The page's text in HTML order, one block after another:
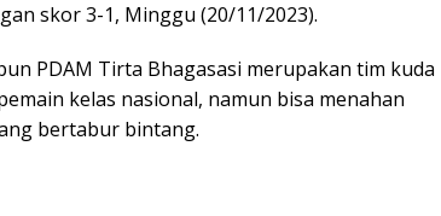
skor 3-1, Minggu (20/11/2023).
PDAM Tirta Bhagasasi merupakan tim kuda
kelas nasional, namun bisa menahan
bertabur bintang.